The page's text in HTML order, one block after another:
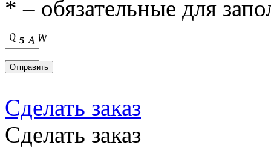
* – обязательные для
Сделать заказ
Сделать заказ